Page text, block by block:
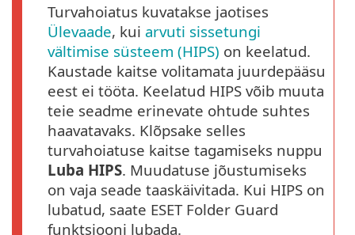
Turvahoiatus kuvatakse jaotises
Ülevaade, kui arvuti sissetungi
vältimise süsteem (HIPS) on keelatud.
Kaustade kaitse volitamata juurdepääsu
eest ei tööta. Keelatud HIPS võib muuta
teie seadme erinevate ohtude suhtes
haavatavaks. Klõpsake selles
turvahoiatuse kaitse tagamiseks nuppu
Luba HIPS. Muudatuse jõustumiseks
on vaja seade taaskäivitada. Kui HIPS on
lubatud, saate ESET Folder Guard
funktsiooni lubada.